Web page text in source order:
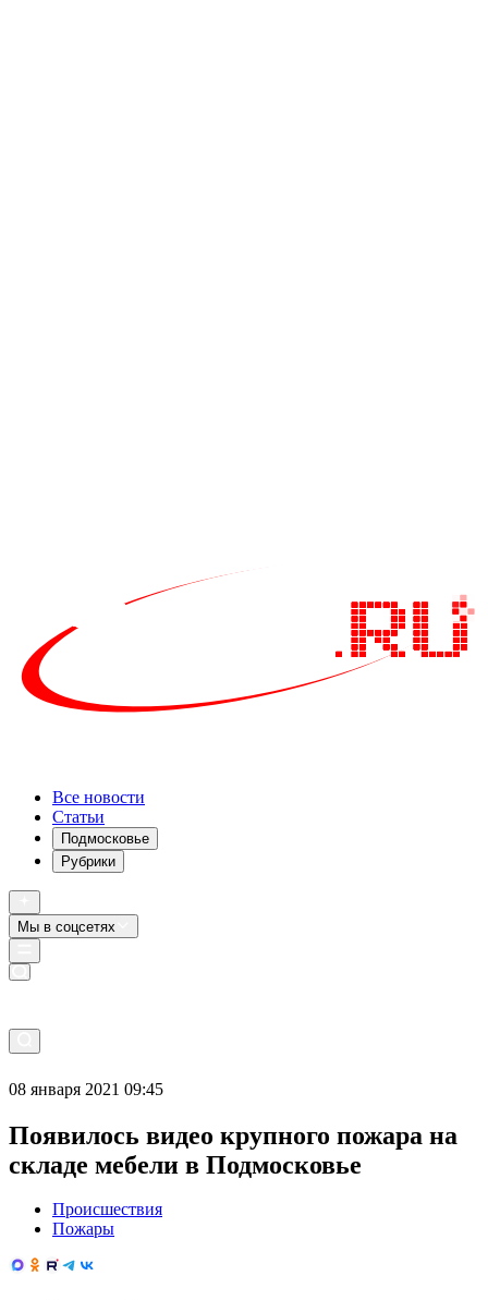
Все новости
Статьи
Подмосковье
Рубрики
Мы в соцсетях
08 января 2021 09:45
Появилось видео крупного пожара на
складе мебели в Подмосковье
Происшествия
Пожары